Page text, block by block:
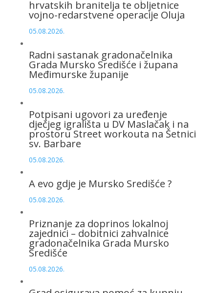
hrvatskih branitelja te obljetnice
vojno-redarstvene operacije Oluja
05.08.2026.
Radni sastanak gradonačelnika
Grada Mursko Središće i župana
Međimurske županije
05.08.2026.
Potpisani ugovori za uređenje
dječjeg igrališta u DV Maslačak i na
prostoru Street workouta na Šetnici
sv. Barbare
05.08.2026.
A evo gdje je Mursko Središće ?
05.08.2026.
Priznanje za doprinos lokalnoj
zajednici – dobitnici zahvalnice
gradonačelnika Grada Mursko
Središće
05.08.2026.